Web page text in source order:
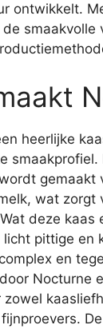
ontwikkelt.
smaakvolle
heerlijke
smaakprofiel.
gemaakt
wat zorgt
deze kaas
licht pittige en
en
Nocturne
zowel